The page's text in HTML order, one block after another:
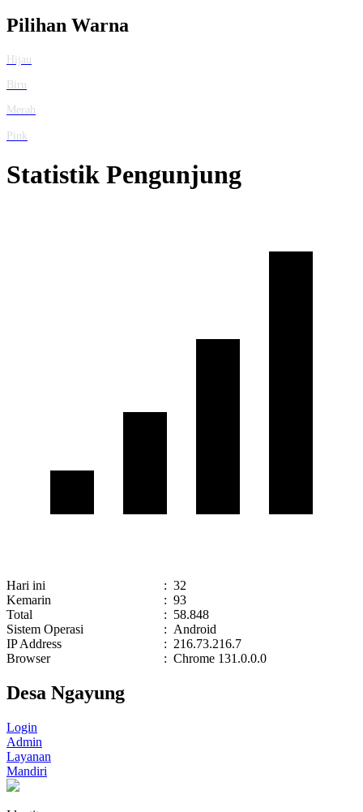
Pilihan Warna
Hijau
Biru
Merah
Pink
Statistik Pengunjung
Hari ini : 32
Kemarin
: 93
Total
: 58.848
Sistem Operasi
: Android
IP Address
: 216.73.216.7
Browser
: Chrome 131.0.0.0
Desa Ngayung
Login
Admin
Layanan
Mandiri